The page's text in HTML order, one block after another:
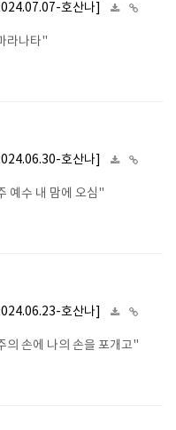
호산나]
라나타"
호산나]
예수 내 맘에 오심"
호산나]
의 손에 나의 손을 포개고"